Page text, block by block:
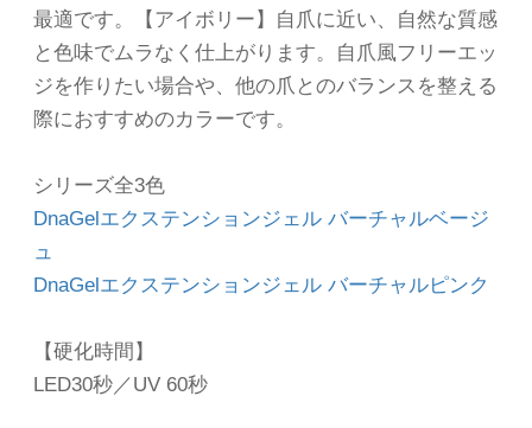
最適です。【アイボリー】自爪に近い、自然な質感
と色味でムラなく仕上がります。自爪風フリーエッ
ジを作りたい場合や、他の爪とのバランスを整える
際におすすめのカラーです。
シリーズ全3色
DnaGelエクステンションジェル バーチャルベージ
ュ
DnaGelエクステンションジェル バーチャルピンク
【硬化時間】
LED30秒／UV 60秒